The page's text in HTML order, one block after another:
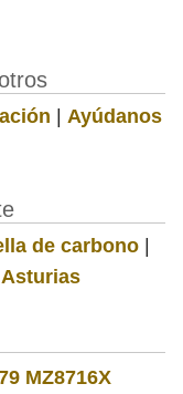
| Ayúdanos
de carbono|
MZ8716X